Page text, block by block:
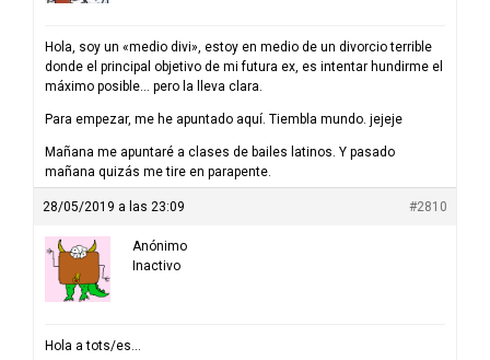
Hola, soy un «medio divi», estoy en medio de un divorcio terrible
donde el principal objetivo de mi futura ex, es intentar hundirme el
máximo posible… pero la lleva clara.
Para empezar, me he apuntado aquí. Tiembla mundo. jejeje
Mañana me apuntaré a clases de bailes latinos. Y pasado
mañana quizás me tire en parapente.
28/05/2019 a las 23:09 #2810
Anónimo
Inactivo
Hola a tots/es…